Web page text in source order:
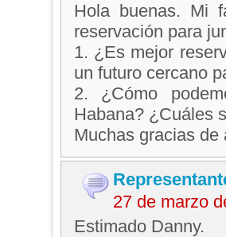
Hola buenas. Mi
reservación para
1. ¿Es mejor
un futuro cercano
2. ¿Cómo
Habana? ¿Cuáles
Muchas gracias de
27 de marzo
Estimado Danny.